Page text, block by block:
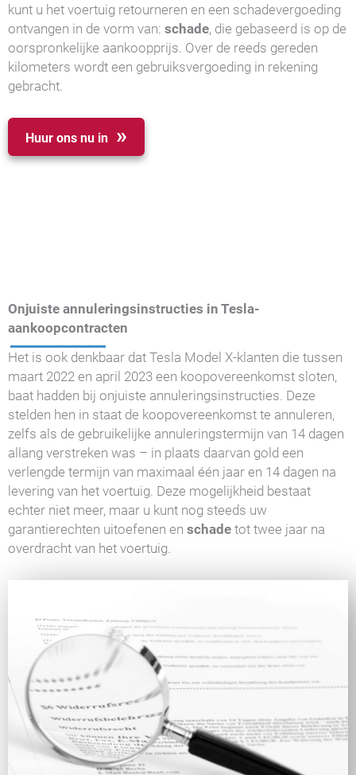
kunt u het voertuig retourneren en een schadevergoeding
ontvangen in de vorm van: schade, die gebaseerd is op de
oorspronkelijke aankoopprijs. Over de reeds gereden
kilometers wordt een gebruiksvergoeding in rekening
gebracht.
Huur ons nu in
Onjuiste annuleringsinstructies in Tesla-
aankoopcontracten
Het is ook denkbaar dat Tesla Model X-klanten die tussen
maart 2022 en april 2023 een koopovereenkomst sloten,
baat hadden bij onjuiste annuleringsinstructies. Deze
stelden hen in staat de koopovereenkomst te annuleren,
zelfs als de gebruikelijke annuleringstermijn van 14 dagen
allang verstreken was – in plaats daarvan gold een
verlengde termijn van maximaal één jaar en 14 dagen na
levering van het voertuig. Deze mogelijkheid bestaat
echter niet meer, maar u kunt nog steeds uw
garantierechten uitoefenen en schade tot twee jaar na
overdracht van het voertuig.